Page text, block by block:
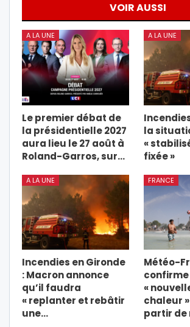
VOIR AUSSI
A LA UNE
Le premier débat de
la présidentielle 2027
aura lieu le 27 août à
Roland-Garros, sur…
A LA UNE
la
«
fixée »
A LA UNE
Incendies en Gironde
: Macron annonce
qu’il faudra
« replanter et rebâtir
une…
FRANCE
Météo-
«
chaleur
partir de